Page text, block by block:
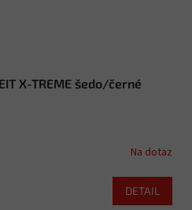
X-TREME šedo/černé
Na dotaz
DETAIL